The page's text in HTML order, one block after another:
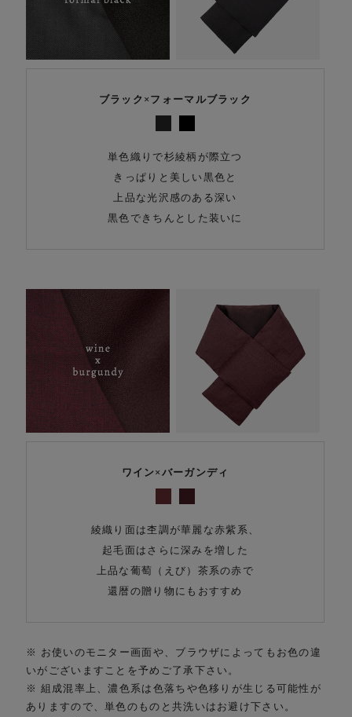
ブラック×フォーマルブラック
単色織りで杉綾柄が際立つ
きっぱりと美しい黒色と
上品な光沢感のある深い
黒色できちんとした装いに
ワイン×バーガンディ
綾織り面は杢調が華麗な赤紫系、
起毛面はさらに深みを増した
上品な葡萄（えび）茶系の赤で
還暦の贈り物にもおすすめ
※ お使いのモニター画面や、ブラウザによってもお色の違
いがございますことを予めご了承下さい。
※ 組成混率上、濃色系は色落ちや色移りが生じる可能性が
ありますので、単色のものと共洗いはお避け下さい。